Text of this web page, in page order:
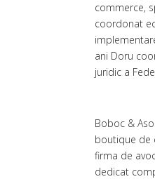
commerce,
coordonat
ani Doru
juridic a
Boboc &
boutique de
firma de
dedicat